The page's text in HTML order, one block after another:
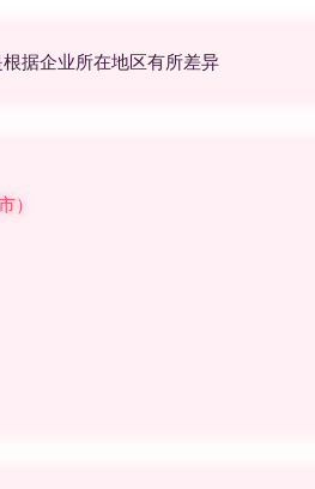
据企业所在地区有所差异
）